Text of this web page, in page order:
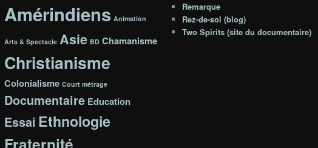
Amérindiens Animation
Arts & Spectacle Asie BD Chamanisme
Christianisme
Colonialisme Court métrage
Documentaire Education
Essai Ethnologie
Remarque
Rez-de-sol (blog)
Two Spirits (site du documentaire)